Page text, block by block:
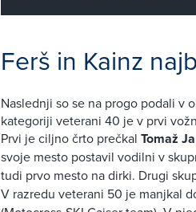
Ferš in Kainz
Naslednji so se na progo podali v
kategoriji veterani 40 je v prvi
Prvi je ciljno črto prečkal Tomaž
svoje mesto postavil vodilni v
tudi prvo mesto na dirki. Drugi
V razredu veterani 50 je manjkal